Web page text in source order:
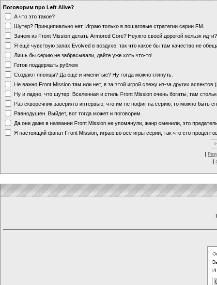
Поговорим про Left Alive?
А что это такое?
Шутер? Принципиально нет. Играю только в пошаговые стратегии серии FM.
Зачем из Front Mission делать Armored Core? Неужто своей дорогой нельзя
Я ещё чувствую запах Evolved в воздухе, так что какое бы там качество не
Лишь бы серию не забрасывали, дайте уже хоть что-то!
Готов поддержать рублем
Создают японцы? Да ещё и именитые? Ну тогда можно глянуть.
Не важно Front Mission там или нет, я за этой игрой слежу из-за других аспектов
Ну и ладно, что шутер. Вселенная и стиль Front Mission очень богаты, там
Раз скворечник заверил в интервью, что им не пофиг на серию, то можно быть
Равнодушен. Выйдет, вот тогда может и поговорим.
Да они даже в названии Front Mission не упомянули, жанр сменили, это
Я настоящий фанат Front Mission, играю во все игры серии, так что сто
[
[